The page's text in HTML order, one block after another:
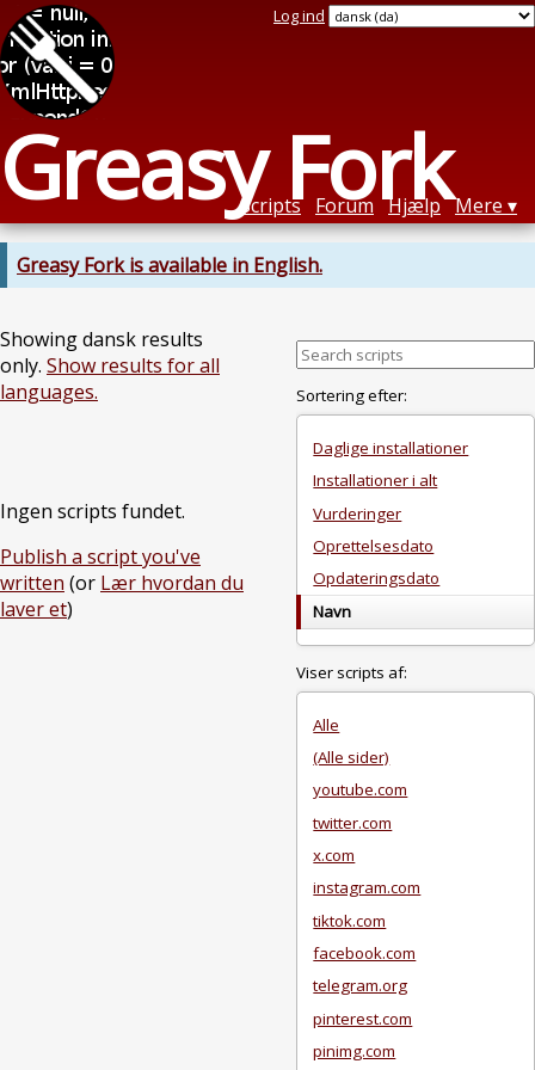
Greasy Fork
Log ind
Scripts Forum Hjælp Mere
Greasy Fork is available in English.
Showing dansk results
only. Show results for all
languages.
Ingen scripts fundet.
Publish a script you've
written (or Lær hvordan du
laver et)
Sortering efter:
Daglige installationer
Installationer i alt
Vurderinger
Oprettelsesdato
Opdateringsdato
Navn
Viser scripts af:
Alle
(Alle sider)
youtube.com
twitter.com
x.com
instagram.com
tiktok.com
facebook.com
telegram.org
pinterest.com
pinimg.com